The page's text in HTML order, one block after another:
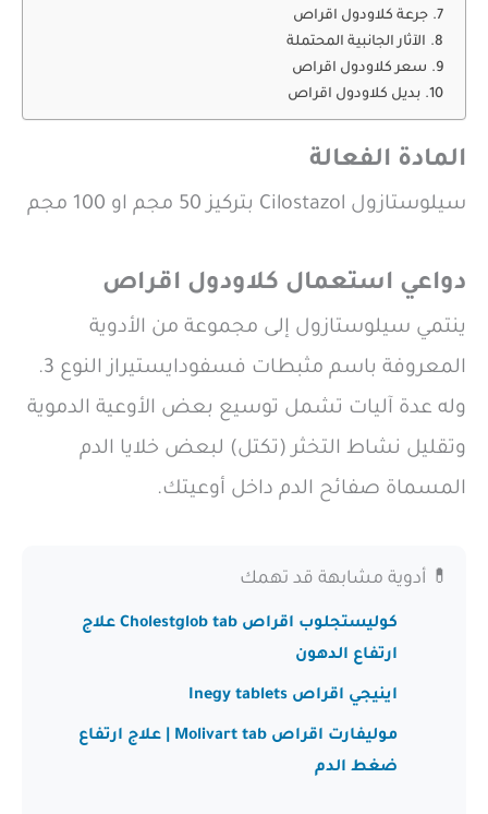
جرعة كلاودول اقراص
الآثار الجانبية المحتملة
سعر كلاودول اقراص
بديل كلاودول اقراص
المادة الفعالة
سيلوستازول Cilostazol بتركيز 50 مجم او 100 مجم
دواعي استعمال كلاودول اقراص
ينتمي سيلوستازول إلى مجموعة من الأدوية
المعروفة باسم مثبطات فسفودايستيراز النوع 3.
وله عدة آليات تشمل توسيع بعض الأوعية الدموية
وتقليل نشاط التخثر (تكتل) لبعض خلايا الدم
المسماة صفائح الدم داخل أوعيتك.
💊 أدوية مشابهة قد تهمك
كوليستجلوب اقراص Cholestglob tab علاج
ارتفاع الدهون
اينيجي اقراص Inegy tablets
موليفارت اقراص Molivart tab | علاج ارتفاع
ضغط الدم